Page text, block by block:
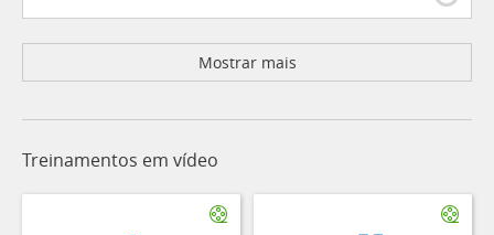
Mostrar mais
Treinamentos em vídeo